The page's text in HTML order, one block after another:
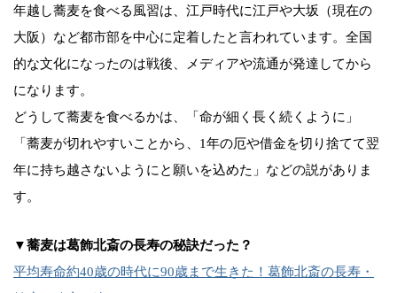
年越し蕎麦を食べる風習は、江戸時代に江戸や大坂（現在の
大阪）など都市部を中心に定着したと言われています。全国
的な文化になったのは戦後、メディアや流通が発達してから
になります。
どうして蕎麦を食べるかは、「命が細く長く続くように」
「蕎麦が切れやすいことから、1年の厄や借金を切り捨てて翌
年に持ち越さないようにと願いを込めた」などの説がありま
す。
▼蕎麦は葛飾北斎の長寿の秘訣だった？
平均寿命約40歳の時代に90歳まで生きた！葛飾北斎の長寿・